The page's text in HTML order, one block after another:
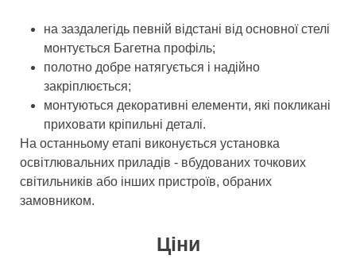
на заздалегідь певній відстані від основної стелі
монтується Багетна профіль;
полотно добре натягується і надійно
закріплюється;
монтуються декоративні елементи, які покликані
приховати кріпильні деталі.
На останньому етапі виконується установка
освітлювальних приладів - вбудованих точкових
світильників або інших пристроїв, обраних
замовником.
Ціни